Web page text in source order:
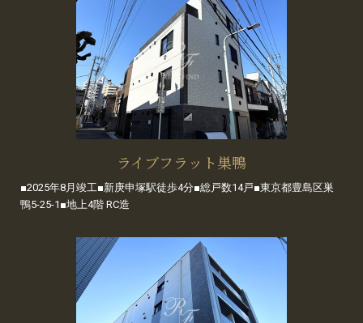
ライブフラット巣鴨
■2025年8月竣工■新庚申塚駅徒歩4分■総戸数14戸■東京都豊島区巣
鴨5-25-1■地上4階 RC造